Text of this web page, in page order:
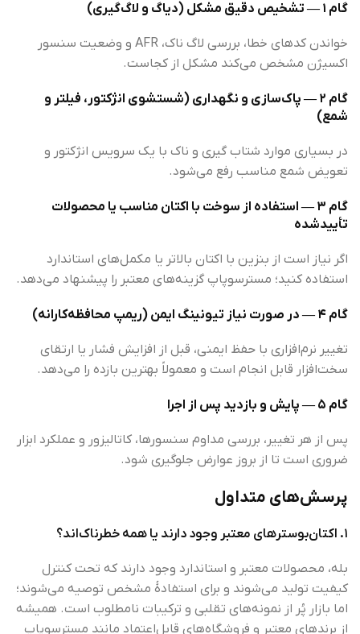
گام ۱ — تشخیص دقیق مشکل (دیاگ و لاگ‌گیری)
خواندن کدهای خطا، بررسی لاگ ناک، AFR و وضعیت سنسور
اکسیژن مشخص می‌کند مشکل از کجاست.
گام ۲ — پاک‌سازی و نگهداری (شستشوی انژکتور، فیلتر و
شمع)
در بسیاری موارد شتاب گیری و ناک با یک سرویس انژکتور و
تعویض شمع مناسب رفع می‌شود.
گام ۳ — استفاده از سوخت با اکتان مناسب یا محصولات
تأییدشده
اگر نیاز است از بنزین با اکتان بالاتر یا مکمل‌های استاندارد
استفاده کنید؛ مسترسوپاپ گزینه‌های معتبر را پیشنهاد می‌دهد.
گام ۴ — در صورت نیاز تیونینگ ایمن (ریمپ محافظه‌کارانه)
تغییر نرم‌افزاری با حفظ ایمنی، قبل از افزایش فشار یا ارتقای
سخت‌افزار قابل انجام است و معمولاً بهترین بازده را می‌دهد.
گام ۵ — پایش و بازدید پس از اجرا
پس از هر تغییر، بررسی مداوم سنسورها، کاتالیزور و عملکرد ابزار
ضروری است تا از بروز عوارض جلوگیری شود.
پرسش‌های متداول
۱. اکتان‌بوسترهای معتبر وجود دارند یا همه خطرناک‌اند؟
بله، محصولات معتبر و استاندارد وجود دارند که تحت کنترل
کیفیت تولید می‌شوند و برای استفادهٔ مشخص توصیه می‌شوند؛
اما بازار پُر از نمونه‌های تقلبی و ترکیبات نامطلوب است. همیشه
از برندهای معتبر و فروشگاه‌های قابل‌اعتماد مانند مسترسوپاپ